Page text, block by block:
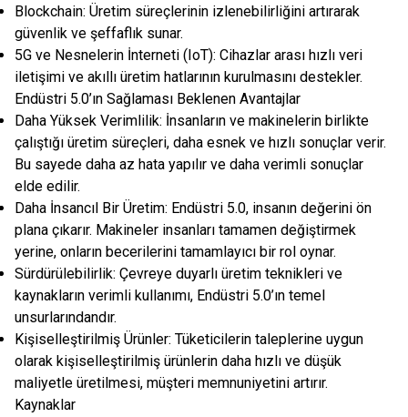
Blockchain: Üretim süreçlerinin izlenebilirliğini artırarak
güvenlik ve şeffaflık sunar.
5G ve Nesnelerin İnterneti (IoT): Cihazlar arası hızlı veri
iletişimi ve akıllı üretim hatlarının kurulmasını destekler.
Endüstri 5.0’ın Sağlaması Beklenen Avantajlar
Daha Yüksek Verimlilik: İnsanların ve makinelerin birlikte
çalıştığı üretim süreçleri, daha esnek ve hızlı sonuçlar verir.
Bu sayede daha az hata yapılır ve daha verimli sonuçlar
elde edilir.
Daha İnsancıl Bir Üretim: Endüstri 5.0, insanın değerini ön
plana çıkarır. Makineler insanları tamamen değiştirmek
yerine, onların becerilerini tamamlayıcı bir rol oynar.
Sürdürülebilirlik: Çevreye duyarlı üretim teknikleri ve
kaynakların verimli kullanımı, Endüstri 5.0’ın temel
unsurlarındandır.
Kişiselleştirilmiş Ürünler: Tüketicilerin taleplerine uygun
olarak kişiselleştirilmiş ürünlerin daha hızlı ve düşük
maliyetle üretilmesi, müşteri memnuniyetini artırır.
Kaynaklar